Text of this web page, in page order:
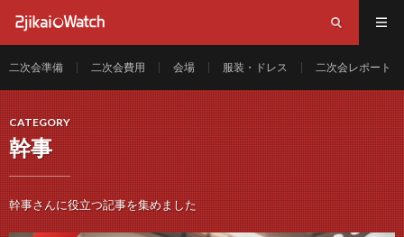
二次会準備 二次会費用 会場 服装・ドレス 二次会レポート
CATEGORY
幹事
幹事さんに役立つ記事を集めました